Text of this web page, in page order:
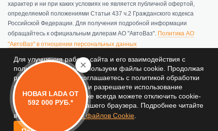
характер и ни при каких условиях не является публичной офертой,
определяемой положениями Статьи 437 ч.2 Гражданского кодекса
Российской Федерации. Для получения подробной информации
обращайтесь к официальным дилерам АО "АвтоВаз". Политика АО
"АвтоВаз" в отношении персональных данных
Политика обработки персональных данных
© 2026 ООО Эксперт Авто - Официальный дилер Лада (LADA)
в Омске и Омской области (ИНН 5902012821, ОГРН
1155958036772)
Для улучшения работы сайта и его взаимодействия с
пользователями мы используем файлы cookie. Продолжая
работу с сайтом, вы соглашаетесь с политикой обработки
персональный данных и разрешаете использование
cookie-файлов. Вы также всегда можете отключить cookie-
файлы в настройках Вашего браузера. Подробнее читайте
вПолитике обработки файлов Cookie
НОВАЯ LADA ОТ
592 000 РУБ.*